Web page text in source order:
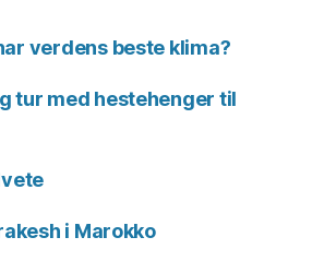
verdens beste klima?
tur med hestehenger til
i Marokko